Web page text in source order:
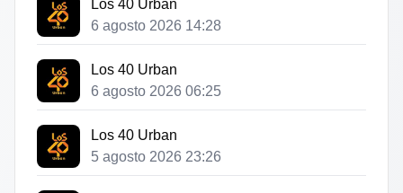
Los 40 Urban
6 agosto 2026 14:28
Los 40 Urban
6 agosto 2026 06:25
Los 40 Urban
5 agosto 2026 23:26